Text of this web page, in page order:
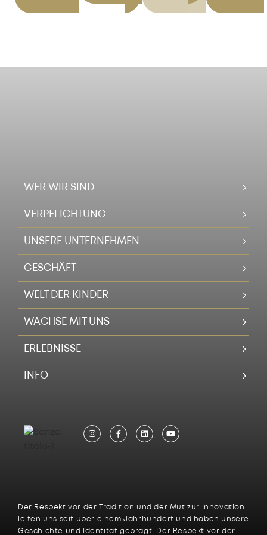
WER WIR SIND
VERPFLICHTUNG
UNSERE UNTERNEHMEN
GESCHÄFT
WELT DER KINDER
WACHSE MIT UNS
ERLEBNISSE
INFO
Der Respekt vor der Tradition und der Mut zur Innovation
leiten uns seit über einem Jahrhundert und haben unsere
Geschichte und Identität geprägt. Der Respekt vor der